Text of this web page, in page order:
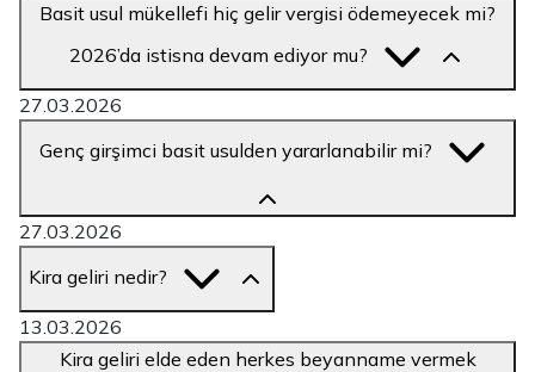
Basit usul mükellefi hiç gelir vergisi ödemeyecek mi?
2026’da istisna devam ediyor mu?
27.03.2026
Genç girşimci basit usulden yararlanabilir mi?
27.03.2026
Kira geliri nedir?
13.03.2026
Kira geliri elde eden herkes beyanname vermek